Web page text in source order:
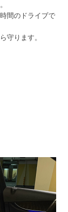
間のドライブで
守ります。